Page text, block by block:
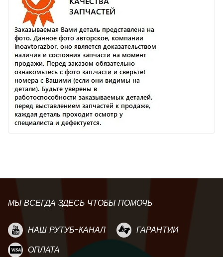
МЫ ВСЕГДА ЗДЕСЬ ЧТОБЫ ПОМОЧЬ
НАШ РУТУБ-КАНАЛ
ГАРАНТИИ
ОПЛАТА